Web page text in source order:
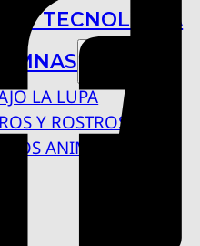
Y TECNOLOGÍA
LA LUPA
Y ROSTROS
ANIMALES